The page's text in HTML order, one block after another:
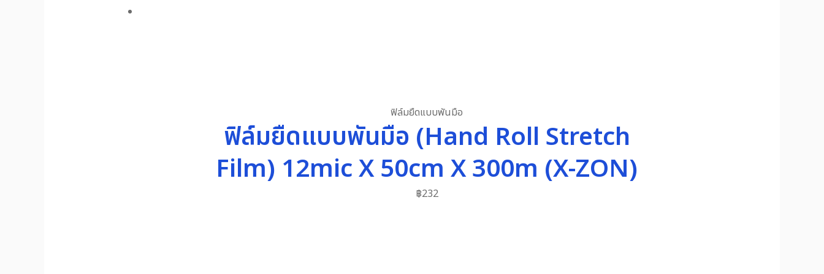
ฟิล์มยืดแบบพันมือ
ฟิล์มยืดแบบพันมือ (Hand Roll Stretch
Film) 12mic X 50cm X 300m (X-ZON)
฿232